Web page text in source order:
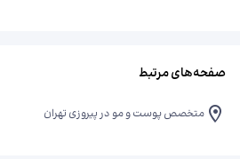
صفحه‌های مرتبط
متخصص پوست و مو در پیروزی تهران